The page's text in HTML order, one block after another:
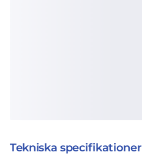
Tekniska specifikationer